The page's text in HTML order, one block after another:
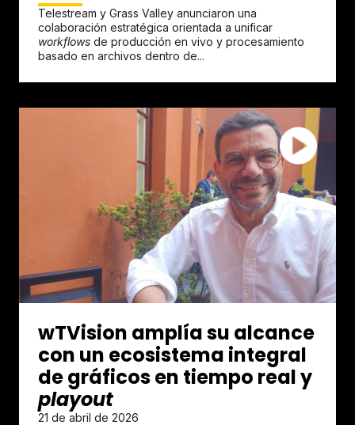
Telestream y Grass Valley anunciaron una
colaboración estratégica orientada a unificar
workflows de producción en vivo y procesamiento
basado en archivos dentro de...
wTVision amplía su alcance
con un ecosistema integral
de gráficos en tiempo real y
playout
21 de abril de 2026